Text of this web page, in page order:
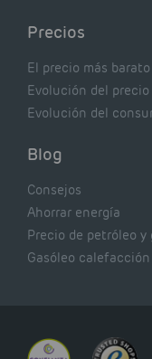
Precios
El precio más
Evolución del
Evolución del
Blog
Consejos
Ahorrar energía
Precio de petróleo y
Gasóleo